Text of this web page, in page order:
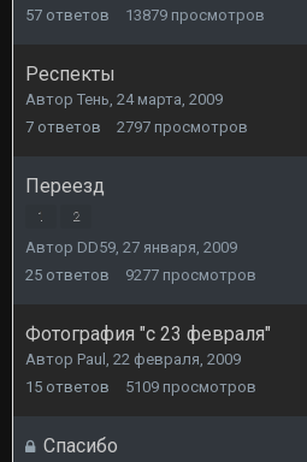
57 ответов 13879 просмотров
Респекты
Автор Тень, 24 марта, 2009
7 ответов 2797 просмотров
Переезд
1 2
Автор DD59, 27 января, 2009
25 ответов 9277 просмотров
Фотография "с 23 февраля"
Автор Paul , 22 февраля, 2009
15 ответов 5109 просмотров
Спасибо